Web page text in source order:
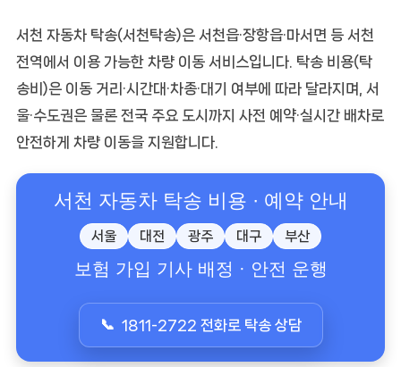
서천 자동차 탁송(서천탁송)은 서천읍·장항읍·마서면 등 서천
전역에서 이용 가능한 차량 이동 서비스입니다. 탁송 비용(탁
송비)은 이동 거리·시간대·차종·대기 여부에 따라 달라지며, 서
울·수도권은 물론 전국 주요 도시까지 사전 예약·실시간 배차로
안전하게 차량 이동을 지원합니다.
서천 자동차 탁송 비용 · 예약 안내
서울 대전 광주 대구 부산
보험 가입 기사 배정 · 안전 운행
1811-2722 전화로 탁송 상담